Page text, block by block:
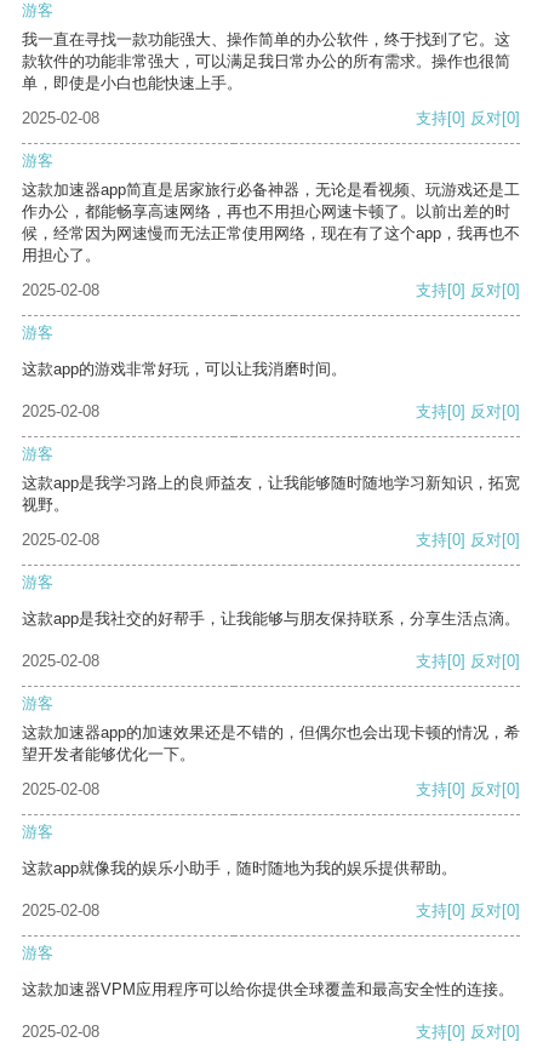
游客
我一直在寻找一款功能强大、操作简单的办公软件，终于找到了它。这
款软件的功能非常强大，可以满足我日常办公的所有需求。操作也很简
单，即使是小白也能快速上手。
2025-02-08
支持[0] 反对[0]
游客
这款加速器app简直是居家旅行必备神器，无论是看视频、玩游戏还是工
作办公，都能畅享高速网络，再也不用担心网速卡顿了。以前出差的时
候，经常因为网速慢而无法正常使用网络，现在有了这个app，我再也不
用担心了。
2025-02-08
支持[0] 反对[0]
游客
这款app的游戏非常好玩，可以让我消磨时间。
2025-02-08 支持[0] 反对[0]
游客
这款app是我学习路上的良师益友，让我能够随时随地学习新知识，拓宽
视野。
2025-02-08
支持[0] 反对[0]
游客
这款app是我社交的好帮手，让我能够与朋友保持联系，分享生活点滴。
2025-02-08 支持[0] 反对[0]
游客
这款加速器app的加速效果还是不错的，但偶尔也会出现卡顿的情况，希
望开发者能够优化一下。
2025-02-08
支持[0] 反对[0]
游客
这款app就像我的娱乐小助手，随时随地为我的娱乐提供帮助。
2025-02-08 支持[0] 反对[0]
游客
这款加速器VPM应用程序可以给你提供全球覆盖和最高安全性的连接。
2025-02-08 支持[0] 反对[0]